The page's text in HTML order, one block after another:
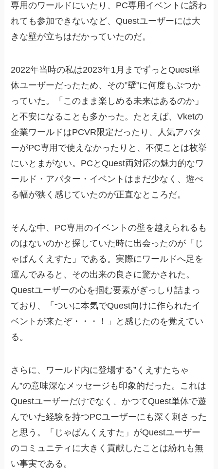
専用のワールドにいたり、PC専用イベントに誘わ
れても参加できないなど、Questユーザーには大
きな壁が立ちはだかっていたのだ。
2022年当時の私は2023年1月までずっとQuest単
体ユーザーだったため、その”壁”に何度もぶつか
っていた。「このまま楽しめる未来はあるのか」
と不安になることも多かった。たとえば、Vketの
企業ワールドはPCVR限定だったり、人気アバタ
ーがPC専用で使えなかったりと、不便ことは枚挙
にいとまがない。PCとQuest両対応の魅力的なワ
ールド・アバター・イベントはまだ少なく、遊べ
る幅が狭く感じていたのが正直なところだ。
そんな中、PC専用のイベントの壁を越えられるも
のはないのかと探していた時に出会ったのが「じ
ゃぱんくえすた」である。実際にワールドへ足を
運んでみると、その出来の良さに驚かされた。
Questユーザーの心を掴む要素がぎっしり詰まっ
ており、「ついに本気でQuest向けに作られたイ
ベントが来たぞ・・・！」と感じたのを覚えてい
る。
さらに、ワールド内に登場する”くえすたちゃ
ん”の意味深なメッセージも印象的だった。これは
Questユーザーだけでなく、かつてQuest単体で遊
んでいた経験を持つPCユーザーにも深く刺さった
と思う。「じゃぱんくえすた」がQuestユーザー
のコミュニティに大きく貢献したことは紛れも無
い事実である。